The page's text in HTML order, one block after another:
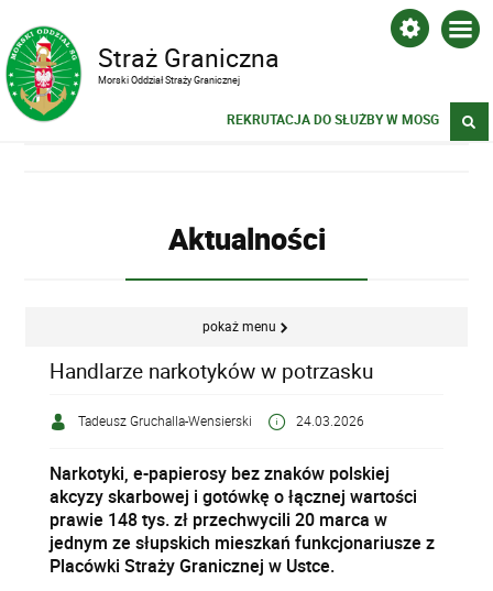
Straż Graniczna
Morski Oddział Straży Granicznej
REKRUTACJA DO SŁUŻBY W MOSG
Aktualności
pokaż menu
Handlarze narkotyków w potrzasku
Tadeusz Gruchalla-Wensierski 24.03.2026
Narkotyki, e-papierosy bez znaków polskiej
akcyzy skarbowej i gotówkę o łącznej wartości
prawie 148 tys. zł przechwycili 20 marca w
jednym ze słupskich mieszkań funkcjonariusze z
Placówki Straży Granicznej w Ustce.